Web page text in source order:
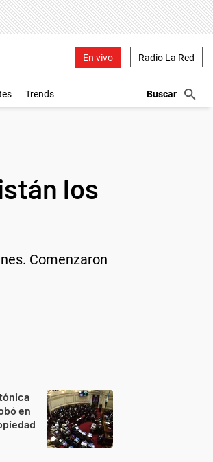
En vivo Radio La Red
Trends
los
Comenzaron
en